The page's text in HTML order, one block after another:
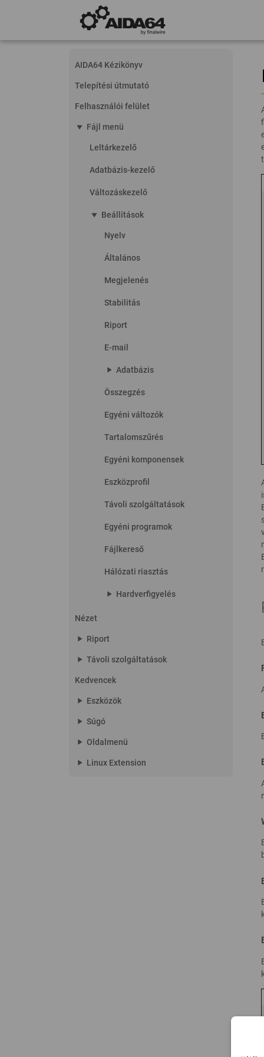
AIDA64 Kézikönyv
Telepítési útmutató
Felhasználói felület
play_arrow Fájl menü
Leltárkezelő
Adatbázis-kezelő
Változáskezelő
play_arrow Beállítások
Nyelv
Általános
Megjelenés
Stabilitás
Riport
E-mail
play_arrow Adatbázis
Összegzés
Egyéni változók
Tartalomszűrés
Egyéni komponensek
Eszközprofil
Távoli szolgáltatások
Egyéni programok
Fájlkereső
Hálózati riasztás
play_arrow Hardverfigyelés
Nézet
play_arrow Riport
play_arrow Távoli szolgáltatások
Kedvencek
play_arrow Eszközök
play_arrow Súgó
play_arrow Oldalmenü
play_arrow Linux Extension